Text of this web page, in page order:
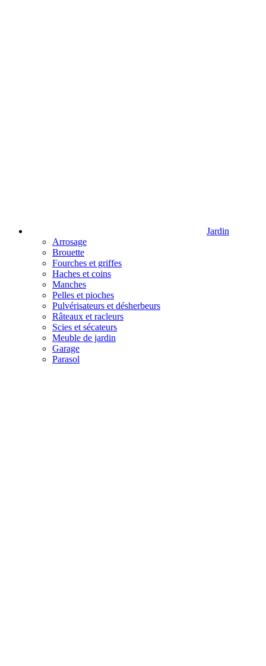
Jardin
Arrosage
Brouette
Fourches et griffes
Haches et coins
Manches
Pelles et pioches
Pulvérisateurs et désherbeurs
Râteaux et racleurs
Scies et sécateurs
Meuble de jardin
Garage
Parasol